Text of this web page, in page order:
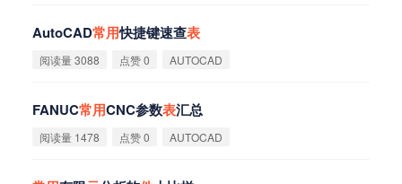
AutoCAD常用快捷键速查表
阅读量 3088 点赞 0 AUTOCAD
FANUC常用CNC参数表汇总
阅读量 1478 点赞 0 AUTOCAD